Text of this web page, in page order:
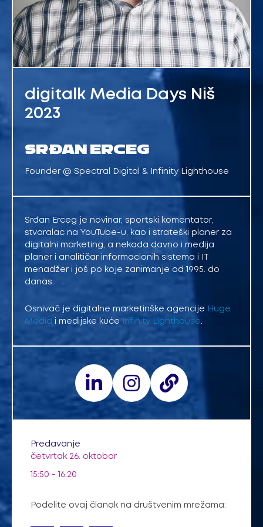
digitalk Media Days Niš
2023
SRĐAN ERCEG
Founder @ Spectral Digital & Infinity Lighthouse
Srđan Erceg je novinar, sportski komentator,
stvaralac na YouTube-u, kao i strateški planer za
digitalni marketing, a nekada davno i medija
planer i analitičar informacionih sistema i IT
menadžer i još po koje zanimanje od 1995. do
danas.
Osnivač je digitalne marketinške agencije Huge
Media i medijske kućeInfinity Lighthouse.
Predavanje
četvrtak 26. oktobar
15:50 - 16:20
Podelite ovaj članak na društvenim mrežama: